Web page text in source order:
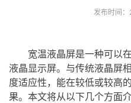
发布时间
宽温液晶屏是一种可以
液晶显示屏。与传统液晶屏
度适应性，能在较低或较高
果。本文将从以下几个方面